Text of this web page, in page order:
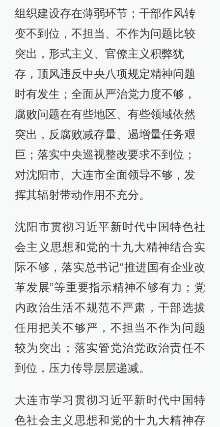
组织建设存在薄弱环节；干部作风转
变不到位，不担当、不作为问题比较
突出，形式主义、官僚主义积弊犹
存，顶风违反中央八项规定精神问题
时有发生；全面从严治党力度不够，
腐败问题在有些地区、有些领域依然
突出，反腐败减存量、遏增量任务艰
巨；落实中央巡视整改要求不到位；
对沈阳市、大连市全面领导不够，发
挥其辐射带动作用不充分。
沈阳市贯彻习近平新时代中国特色社
会主义思想和党的十九大精神结合实
际不够，落实总书记“推进国有企业改
革发展”等重要指示精神不够有力；党
内政治生活不规范不严肃，干部选拔
任用把关不够严，不担当不作为问题
较为突出；落实管党治党政治责任不
到位，压力传导层层递减。
大连市学习贯彻习近平新时代中国特
色社会主义思想和党的十九大精神存